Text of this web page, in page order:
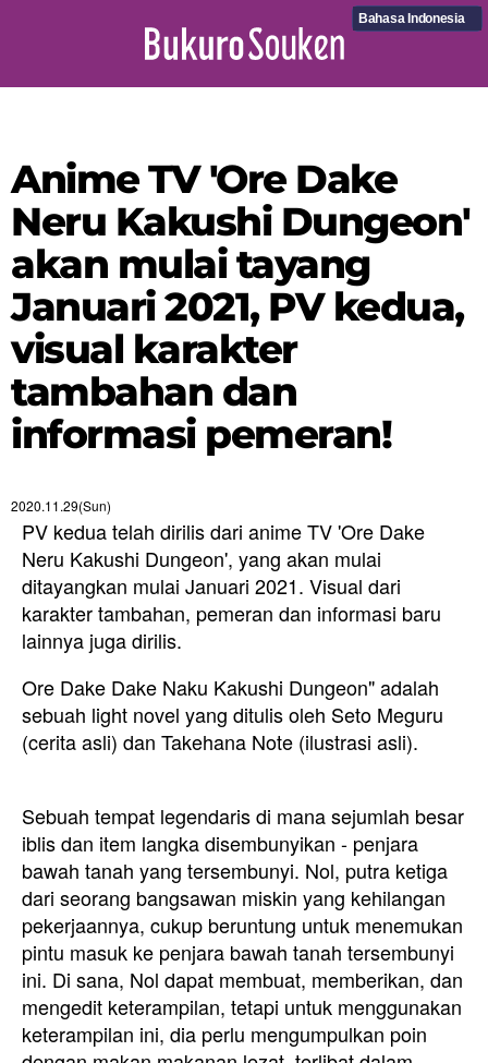
Bahasa Indonesia
Anime TV 'Ore Dake
Neru Kakushi Dungeon'
akan mulai tayang
Januari 2021, PV kedua,
visual karakter
tambahan dan
informasi pemeran!
2020.11.29(Sun)
PV kedua telah dirilis dari anime TV 'Ore Dake
Neru Kakushi Dungeon', yang akan mulai
ditayangkan mulai Januari 2021. Visual dari
karakter tambahan, pemeran dan informasi baru
lainnya juga dirilis.
Ore Dake Dake Naku Kakushi Dungeon" adalah
sebuah light novel yang ditulis oleh Seto Meguru
(cerita asli) dan Takehana Note (ilustrasi asli).
Sebuah tempat legendaris di mana sejumlah besar
iblis dan item langka disembunyikan - penjara
bawah tanah yang tersembunyi. Nol, putra ketiga
dari seorang bangsawan miskin yang kehilangan
pekerjaannya, cukup beruntung untuk menemukan
pintu masuk ke penjara bawah tanah tersembunyi
ini. Di sana, Nol dapat membuat, memberikan, dan
mengedit keterampilan, tetapi untuk menggunakan
keterampilan ini, dia perlu mengumpulkan poin